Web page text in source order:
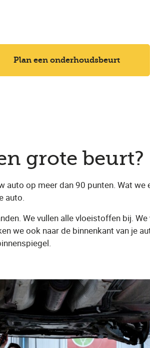
Plan een onderhoudsbeurt
grote beurt?
auto op meer dan 90 punten. Wat we
auto.
We vullen alle vloeistoffen bij. We
we ook naar de binnenkant van je